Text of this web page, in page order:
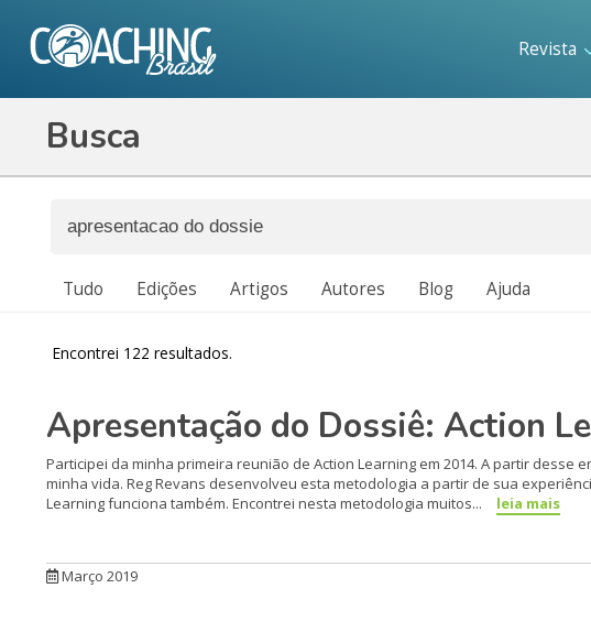
Revista
Busca
Tudo Edições Artigos Autores Blog Ajuda
Encontrei 122 resultados.
Apresentação do Dossiê: Action
Participei da minha primeira reunião de Action Learning em 2014. A partir
minha vida. Reg Revans desenvolveu esta metodologia a partir de sua
Learning funciona também. Encontrei nesta metodologia muitos...
leia mais
Março 2019